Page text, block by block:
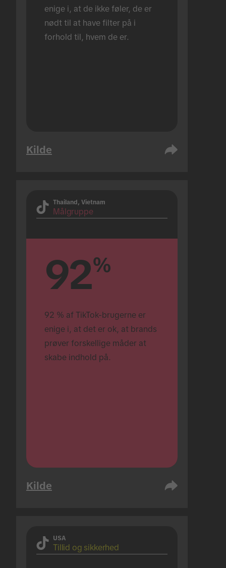
enige i, at de ikke føler, de er
nødt til at have filter på i
forhold til, hvem de er.
Kilde
Thailand, Vietnam
Målgruppe
92%
92 % af TikTok-brugerne er
enige i, at det er ok, at brands
prøver forskellige måder at
skabe indhold på.
Kilde
USA
Tillid og sikkerhed